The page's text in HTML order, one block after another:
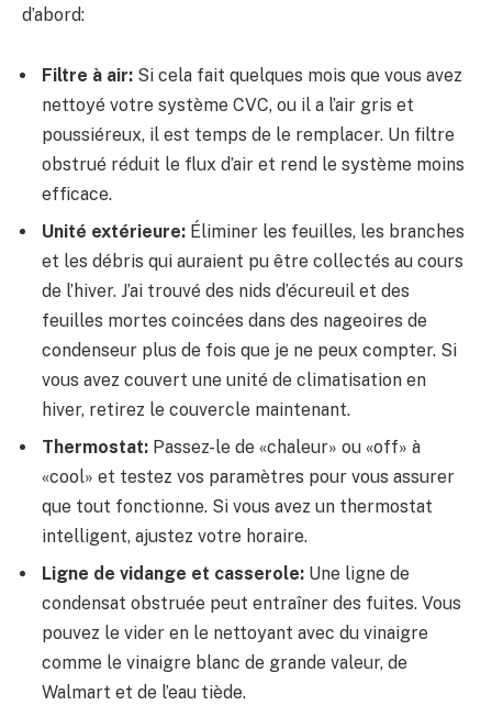
d’abord:
Filtre à air: Si cela fait quelques mois que vous avez
nettoyé votre système CVC, ou il a l’air gris et
poussiéreux, il est temps de le remplacer. Un filtre
obstrué réduit le flux d’air et rend le système moins
efficace.
Unité extérieure: Éliminer les feuilles, les branches
et les débris qui auraient pu être collectés au cours
de l’hiver. J’ai trouvé des nids d’écureuil et des
feuilles mortes coincées dans des nageoires de
condenseur plus de fois que je ne peux compter. Si
vous avez couvert une unité de climatisation en
hiver, retirez le couvercle maintenant.
Thermostat: Passez-le de «chaleur» ou «off» à
«cool» et testez vos paramètres pour vous assurer
que tout fonctionne. Si vous avez un thermostat
intelligent, ajustez votre horaire.
Ligne de vidange et casserole: Une ligne de
condensat obstruée peut entraîner des fuites. Vous
pouvez le vider en le nettoyant avec du vinaigre
comme le vinaigre blanc de grande valeur, de
Walmart et de l’eau tiède.